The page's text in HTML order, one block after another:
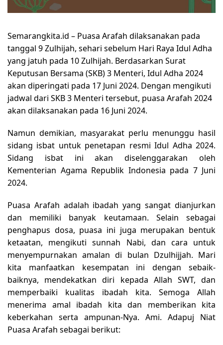
Semarangkita.id – Puasa Arafah dilaksanakan pada
tanggal 9 Zulhijah, sehari sebelum Hari Raya Idul Adha
yang jatuh pada 10 Zulhijah. Berdasarkan Surat
Keputusan Bersama (SKB) 3 Menteri, Idul Adha 2024
akan diperingati pada 17 Juni 2024. Dengan mengikuti
jadwal dari SKB 3 Menteri tersebut, puasa Arafah 2024
akan dilaksanakan pada 16 Juni 2024.
Namun demikian, masyarakat perlu menunggu hasil
sidang isbat untuk penetapan resmi Idul Adha 2024.
Sidang isbat ini akan diselenggarakan oleh
Kementerian Agama Republik Indonesia pada 7 Juni
2024.
Puasa Arafah adalah ibadah yang sangat dianjurkan
dan memiliki banyak keutamaan. Selain sebagai
penghapus dosa, puasa ini juga merupakan bentuk
ketaatan, mengikuti sunnah Nabi, dan cara untuk
menyempurnakan amalan di bulan Dzulhijjah. Mari
kita manfaatkan kesempatan ini dengan sebaik-
baiknya, mendekatkan diri kepada Allah SWT, dan
memperbaiki kualitas ibadah kita. Semoga Allah
menerima amal ibadah kita dan memberikan kita
keberkahan serta ampunan-Nya. Ami. Adapuj Niat
Puasa Arafah sebagai berikut: